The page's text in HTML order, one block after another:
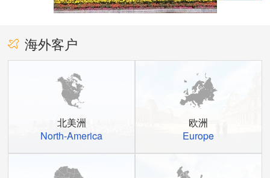
海外客户
北美洲
North-America
欧洲
Europe